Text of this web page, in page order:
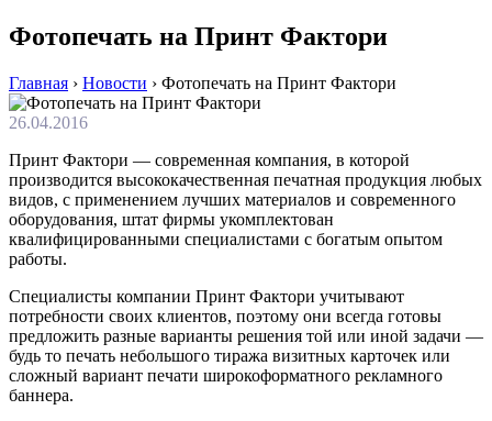
Фотопечать на Принт Фактори
Главная › Новости › Фотопечать на Принт Фактори
26.04.2016
Принт Фактори — современная компания, в которой
производится высококачественная печатная продукция любых
видов, с применением лучших материалов и современного
оборудования, штат фирмы укомплектован
квалифицированными специалистами с богатым опытом
работы.
Специалисты компании Принт Фактори учитывают
потребности своих клиентов, поэтому они всегда готовы
предложить разные варианты решения той или иной задачи —
будь то печать небольшого тиража визитных карточек или
сложный вариант печати широкоформатного рекламного
баннера.